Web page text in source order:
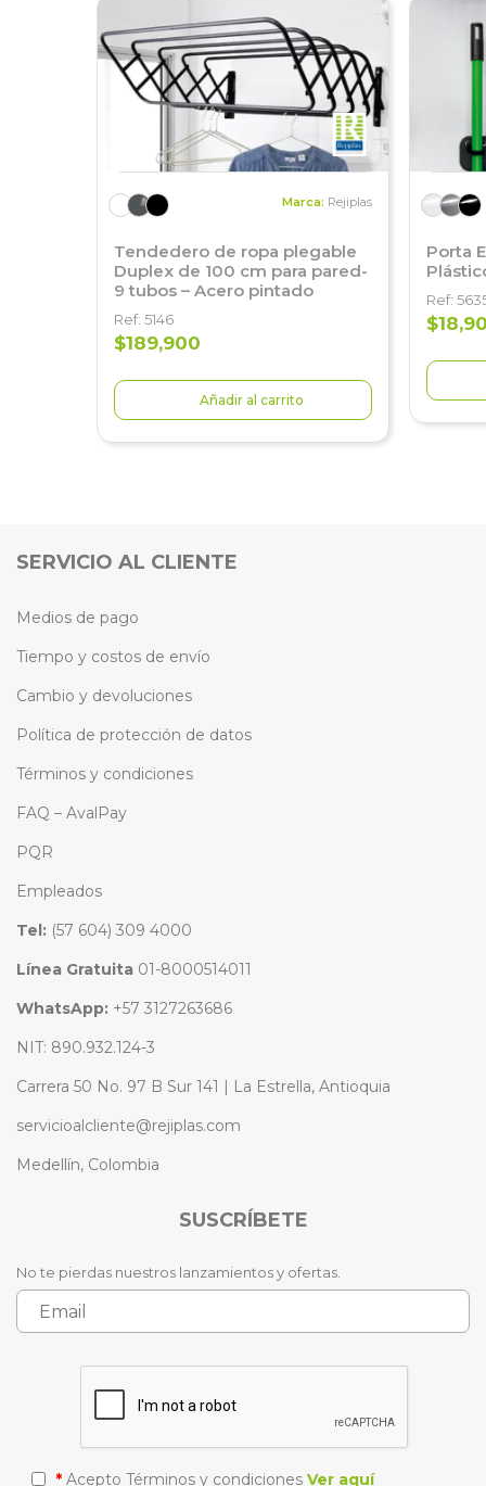
Marca: Rejiplas
Tendedero de ropa plegable
Duplex de 100 cm para pared-
9 tubos – Acero pintado
Ref: 5146
$189,900
Añadir al carrito
Porta
Ref:
SERVICIO AL CLIENTE
Medios de pago
Tiempo y costos de envío
Cambio y devoluciones
Política de protección de datos
Términos y condiciones
FAQ – AvalPay
PQR
Empleados
Tel: (57 604) 309 4000
Línea Gratuita 01-8000514011
WhatsApp: +57 3127263686
NIT: 890.932.124-3
Carrera 50 No. 97 B Sur 141 | La Estrella, Antioquia
servicioalcliente@rejiplas.com
Medellín, Colombia
SUSCRÍBETE
No te pierdas nuestros lanzamientos y ofertas.
* Acepto Términos y condiciones Ver aquí